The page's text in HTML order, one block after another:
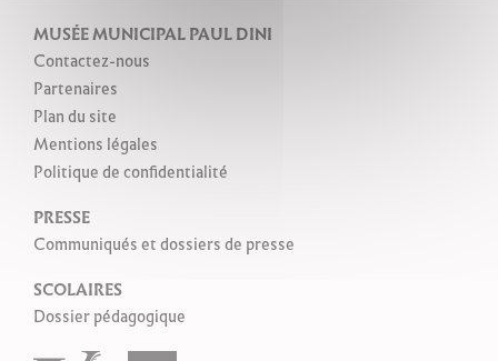
MUSÉE MUNICIPAL PAUL DINI
Contactez-nous
Partenaires
Plan du site
Mentions légales
Politique de confidentialité
PRESSE
Communiqués et dossiers de presse
SCOLAIRES
Dossier pédagogique